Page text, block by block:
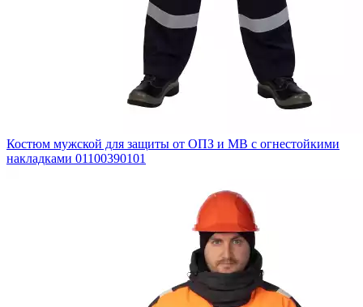
Костюм мужской для защиты от ОПЗ и МВ с огнестойкими
накладками 01100390101